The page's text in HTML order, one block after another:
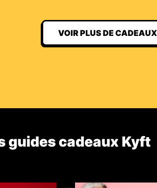
VOIR PLUS DE CADEAUX
guides cadeaux Kyft​